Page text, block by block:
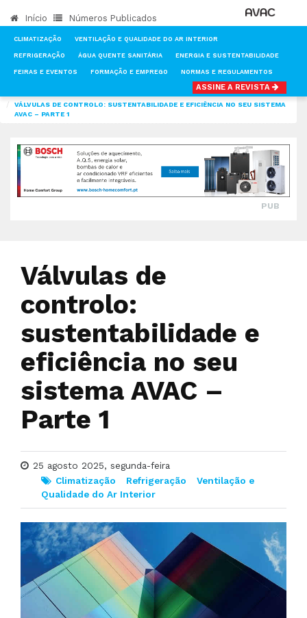
Início Números Publicados
CLIMATIZAÇÃO VENTILAÇÃO E QUALIDADE DO AR INTERIOR
REFRIGERAÇÃO ÁGUA QUENTE SANITÁRIA ENERGIA E SUSTENTABILIDADE
FEIRAS E EVENTOS FORMAÇÃO E EMPREGO NORMAS E REGULAMENTOS
ASSINE A REVISTA
VÁLVULAS DE CONTROLO: SUSTENTABILIDADE E EFICIÊNCIA NO SEU SISTEMA
AVAC – PARTE 1
PUB
Válvulas de
controlo:
sustentabilidade e
eficiência no seu
sistema AVAC –
Parte 1
25 agosto 2025, segunda-feira
Climatização
Refrigeração
Ventilação e
Qualidade do Ar Interior